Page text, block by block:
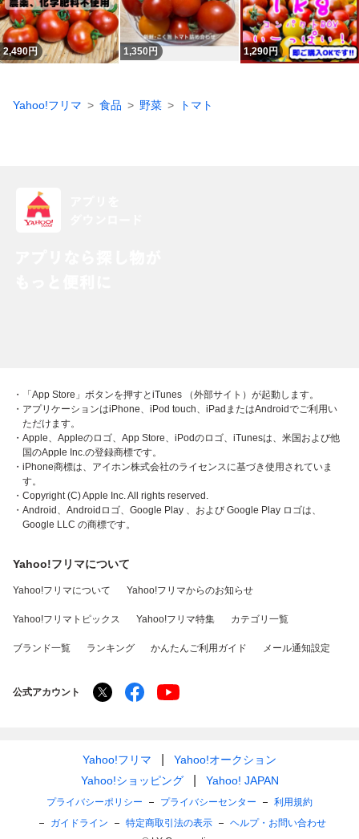
2,490円 1,350 円 1,290円
Yahoo!フリマ 食品 野菜 トマト
・「App Store」ボタンを押すとiTunes （外部サイト）が起動します。
・アプリケーションはiPhone、iPod touch、iPadまたはAndroidでご利用い
ただけます。
・Apple、Appleのロゴ、App Store、iPodのロゴ、iTunesは、米国および他
国のApple Inc.の登録商標です。
・iPhone商標は、アイホン株式会社のライセンスに基づき使用されていま
す。
・Copyright (C) Apple Inc. All rights reserved.
・Android、Androidロゴ、Google Play 、および Google Play ロゴは、
Google LLC の商標です。
Yahoo!フリマについて
Yahoo!フリマについて Yahoo!フリマからのお知らせ
Yahoo!フリマトピックス Yahoo!フリマ特集 カテゴリ一覧
ブランド一覧 ランキング かんたんご利用ガイド メール通知設定
公式アカウント
Yahoo!フリマ
Yahoo!オークション
Yahoo!ショッピング
Yahoo! JAPAN
プライバシーポリシー プライバシーセンター
利用規約
ガイドライン
特定商取引法の表示
ヘルプ・お問い合わせ